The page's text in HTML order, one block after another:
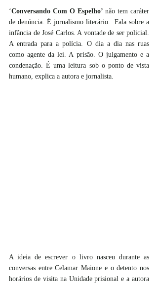
‘Conversando Com O Espelho’ não tem caráter
de denúncia. É jornalismo literário.  Fala sobre a
infância de José Carlos. A vontade de ser policial.
A entrada para a polícia. O dia a dia nas ruas
como agente da lei. A prisão. O julgamento e a
condenação. É uma leitura sob o ponto de vista
humano, explica a autora e jornalista.
A ideia de escrever o livro nasceu durante as
conversas entre Celamar Maione e o detento nos
horários de visita na Unidade prisional e a autora